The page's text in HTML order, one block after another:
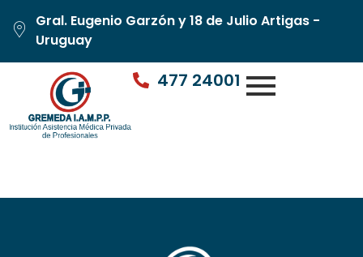
Gral. Eugenio Garzón y 18 de Julio Artigas -
Uruguay
477 24001